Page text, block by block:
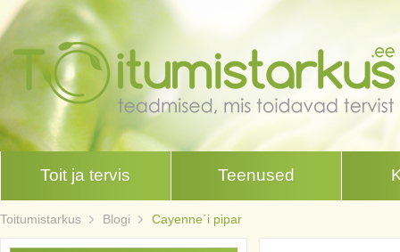
Toit ja tervis Teenused
Toitumistarkus Blogi Cayenne´i pipar